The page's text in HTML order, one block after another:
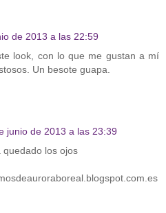
de 2013 a las 22:59
look, con lo que me gustan a mí
Un besote guapa.
junio de 2013 a las 23:39
quedado los ojos